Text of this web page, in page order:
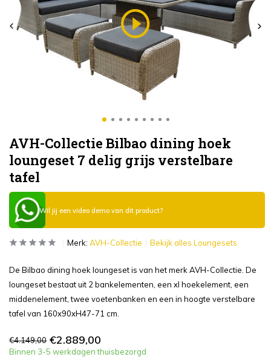
AVH-Collectie Bilbao dining hoek
loungeset 7 delig grijs verstelbare
tafel
Wil jij een video demo van dit product?
Merk: AVH-Collectie Bekijk alles Loungesets
De Bilbao dining hoek loungeset is van het merk AVH-Collectie. De
loungeset bestaat uit 2 bankelementen, een xl hoekelement, een
middenelement, twee voetenbanken en een in hoogte verstelbare
tafel van 160x90xH47-71 cm.
€4.149,00 €2.889,00
Binnen 3-5 werkdagen thuisbezorgd